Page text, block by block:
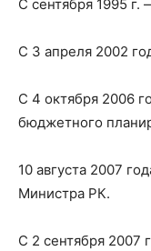
С сентября 1995
С 3 апреля 2002
С 4 октября 2006
бюджетного
10 августа 2007
Министра РК.
С 2 сентября 2007